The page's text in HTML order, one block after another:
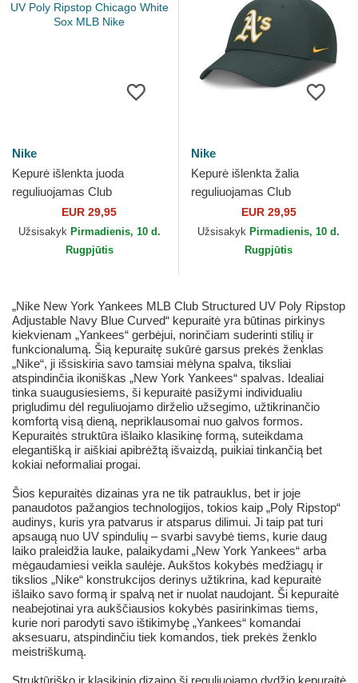
Nike
Kepurė išlenkta juoda
reguliuojamas Club
Structured UV Poly Ripstop
Chicago White Sox MLB
EUR 29,95
Užsisakyk Pirmadienis, 10 d.
Rugpjūtis
Nike
Kepurė išlenkta žalia
reguliuojamas Club
Structured UV Poly Ripstop
Oakland Athletics MLB Nike
EUR 29,95
Užsisakyk Pirmadienis, 10 d.
Rugpjūtis
„Nike New York Yankees MLB Club Structured UV Poly Ripstop
Adjustable Navy Blue Curved“ kepuraitė yra būtinas pirkinys
kiekvienam „Yankees“ gerbėjui, norinčiam suderinti stilių ir
funkcionalumą. Šią kepuraitę sukūrė garsus prekės ženklas
„Nike“, ji išsiskiria savo tamsiai mėlyna spalva, tiksliai
atspindinčia ikoniškas „New York Yankees“ spalvas. Idealiai
tinka suaugusiesiems, ši kepuraitė pasižymi individualiu
prigludimu dėl reguliuojamo dirželio užsegimo, užtikrinančio
komfortą visą dieną, nepriklausomai nuo galvos formos.
Kepuraitės struktūra išlaiko klasikinę formą, suteikdama
elegantišką ir aiškiai apibrėžtą išvaizdą, puikiai tinkančią bet
kokiai neformaliai progai.
Šios kepuraitės dizainas yra ne tik patrauklus, bet ir joje
panaudotos pažangios technologijos, tokios kaip „Poly Ripstop“
audinys, kuris yra patvarus ir atsparus dilimui. Ji taip pat turi
apsaugą nuo UV spindulių – svarbi savybė tiems, kurie daug
laiko praleidžia lauke, palaikydami „New York Yankees“ arba
mėgaudamiesi veikla saulėje. Aukštos kokybės medžiagų ir
tikslios „Nike“ konstrukcijos derinys užtikrina, kad kepuraitė
išlaiko savo formą ir spalvą net ir nuolat naudojant. Ši kepuraitė
neabejotinai yra aukščiausios kokybės pasirinkimas tiems,
kurie nori parodyti savo ištikimybę „Yankees“ komandai
aksesuaru, atspindinčiu tiek komandos, tiek prekės ženklo
meistriškumą.